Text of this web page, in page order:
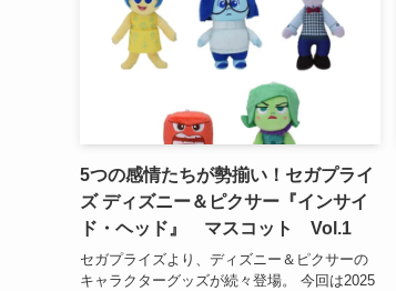
5つの感情たちが勢揃い！セガプライ
ズ ディズニー＆ピクサー『インサイ
ド・ヘッド』 マスコット Vol.1
セガプライズより、ディズニー＆ピクサーの
キャラクターグッズが続々登場。 今回は2025